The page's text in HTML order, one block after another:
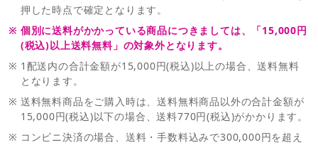
押した時点で確定となります。
※ 個別に送料がかかっている商品につきましては、「15,000円
(税込)以上送料無料」の対象外となります。
※ 1配送内の合計金額が15,000円(税込)以上の場合、送料無料
となります。
※ 送料無料商品をご購入時は、送料無料商品以外の合計金額が
15,000円(税込)以下の場合、送料770円(税込)がかかります。
※ コンビニ決済の場合、送料・手数料込みで300,000円を超え